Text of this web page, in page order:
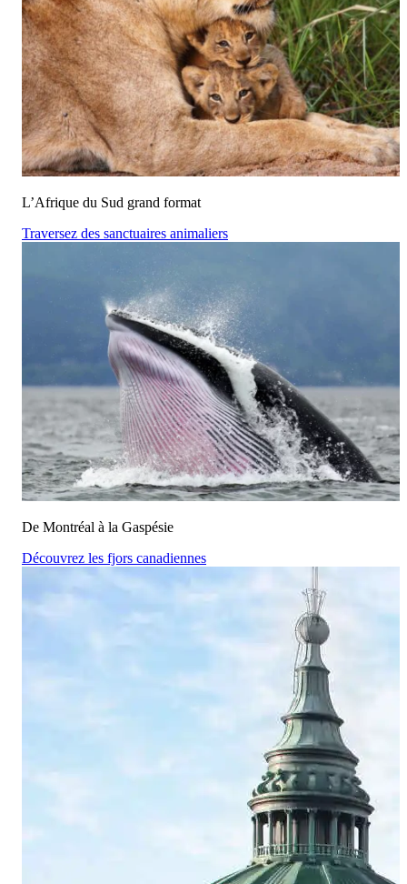
L’Afrique du Sud grand format
Traversez des sanctuaires animaliers
De Montréal à la Gaspésie
Découvrez les fjors canadiennes